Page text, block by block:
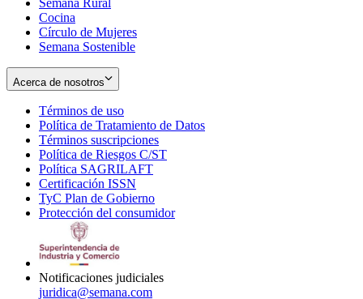
Cocina
Círculo de Mujeres
Semana Sostenible
Acerca de nosotros
Términos de uso
in
new
window
Política de Tratamiento de Datos
Términos suscripciones
in
Política de Riesgos C/ST
Política SAGRILAFT
new
window
Certificación ISSN
in
new
TyC Plan de Gobierno
in
Protección del consumidorOpens
Notificaciones judiciales
juridica@semana.com